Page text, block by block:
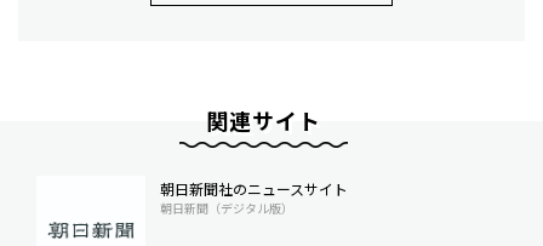
関連サイト
朝日新聞社のニュースサイト
朝日新聞（デジタル版）